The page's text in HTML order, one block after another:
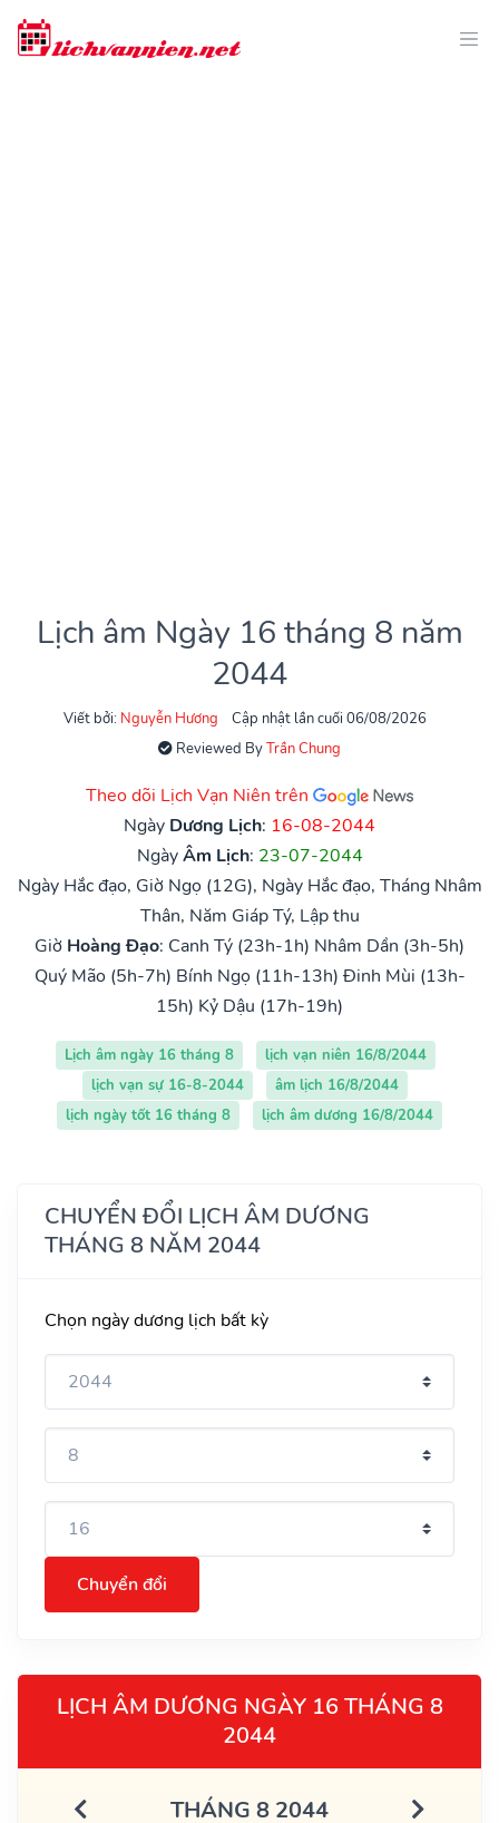
Lịch âm Ngày 16 tháng 8 năm
2044
Viết bởi: Nguyễn Hương
Cập nhật lần cuối 06/08/2026
Reviewed ByTrần Chung
Theo dõi Lịch Vạn Niên trên
Ngày Dương Lịch: 16-08-2044
NgàyÂm Lịch: 23-07-2044
Ngày Hắc đạo, Giờ Ngọ (12G), Ngày Hắc đạo, Tháng Nhâm
Thân, Năm Giáp Tý, Lập thu
Giờ Hoàng Đạo: Canh Tý (23h-1h) Nhâm Dần (3h-5h)
Quý Mão (5h-7h) Bính Ngọ (11h-13h) Đinh Mùi (13h-
15h) Kỷ Dậu (17h-19h)
Lịch âm ngày 16 tháng 8
lịch vạn niên 16/8/2044
lịch vạn sự 16-8-2044
âm lịch 16/8/2044
lịch ngày tốt 16 tháng 8
lịch âm dương 16/8/2044
CHUYỂN ĐỔI LỊCH ÂM DƯƠNG
THÁNG 8 NĂM 2044
Chọn ngày dương lịch bất kỳ
Chuyển đổi
LỊCH ÂM DƯƠNG NGÀY 16 THÁNG 8
2044
THÁNG 8 2044